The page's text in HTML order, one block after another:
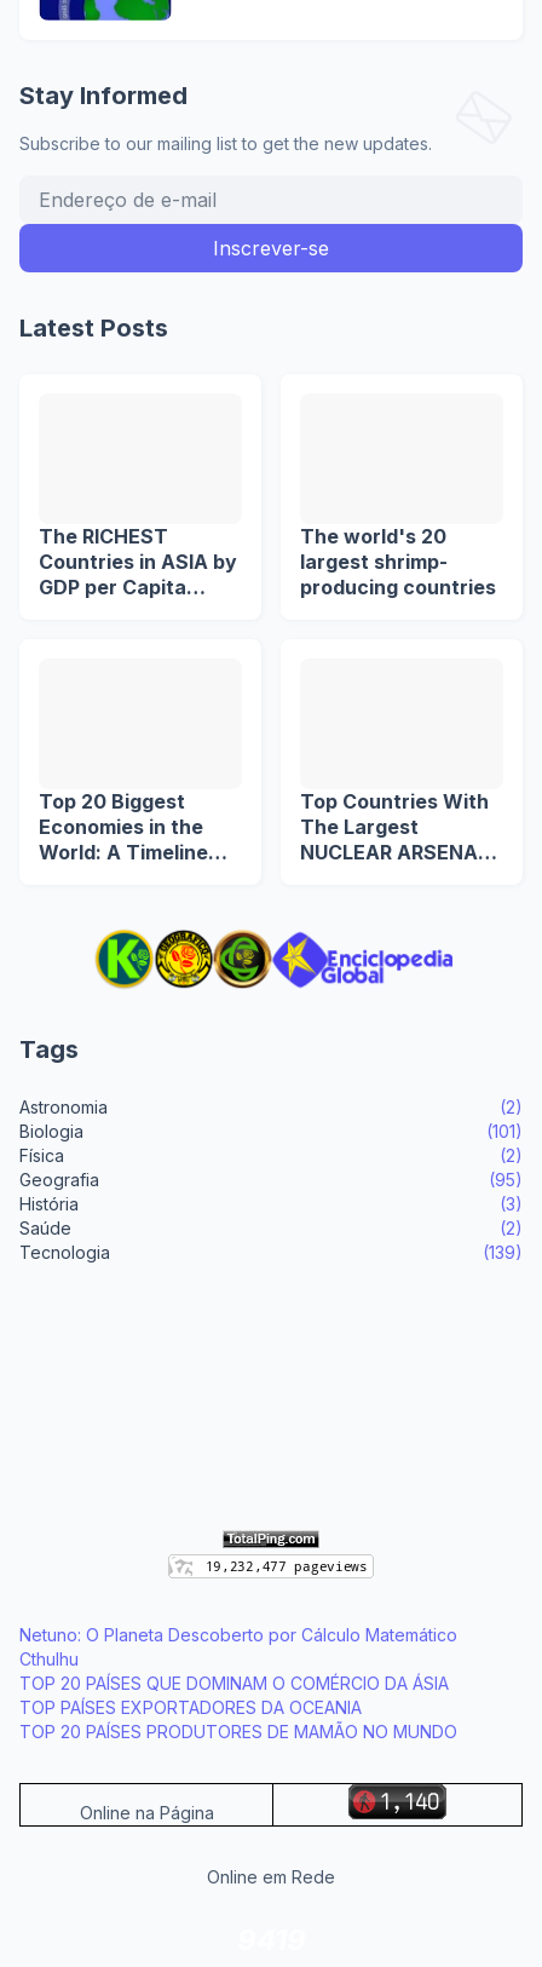
Stay Informed
Subscribe to our mailing list to get the new updates.
Latest Posts
The RICHEST
Countries in ASIA by
GDP per Capita
The world's 20
largest shrimp-
producing countries
Top 20 Biggest
Economies in the
World: A Timeline
Top Countries With
The Largest
NUCLEAR ARSENAL
Tags
Astronomia
(2)
Biologia
(101)
Física
(2)
Geografia
(95)
História
(3)
Saúde
(2)
Tecnologia
(139)
Netuno: O Planeta Descoberto por Cálculo Matemático
Cthulhu
TOP 20 PAÍSES QUE DOMINAM O COMÉRCIO DA ÁSIA
TOP PAÍSES EXPORTADORES DA OCEANIA
TOP 20 PAÍSES PRODUTORES DE MAMÃO NO MUNDO
Online na Página
Online em Rede